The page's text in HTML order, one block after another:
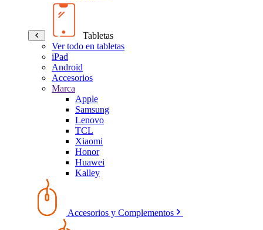
Tabletas
Ver todo en tabletas
iPad
Android
Accesorios
Marca
Apple
Samsung
Lenovo
TCL
Xiaomi
Honor
Huawei
Kalley
Accesorios y Complementos